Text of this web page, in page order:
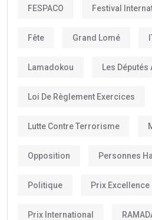
FESPACO Festival
Fête Grand Lomé
Lamadokou Les Députés
Loi De Règlement Exercices
Lutte Contre Terrorisme
Opposition Personnes
Politique Prix Excellence
Prix International